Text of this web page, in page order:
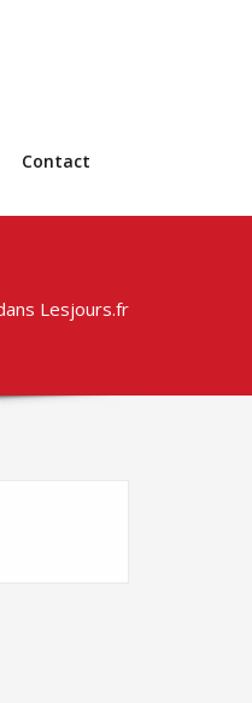
Contact
Lesjours.fr